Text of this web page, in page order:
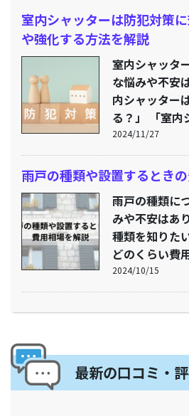
室内シャッターは防犯対策
や強化する方法を解説
室内シャッタ
な悩みや不安
内シャッター
る？」 「室
2024/11/27
雨戸の種類や設置するとき
雨戸の種類に
みや不安はあ
種類を知りた
どのくらい費
2024/10/15
最新の口コミ・